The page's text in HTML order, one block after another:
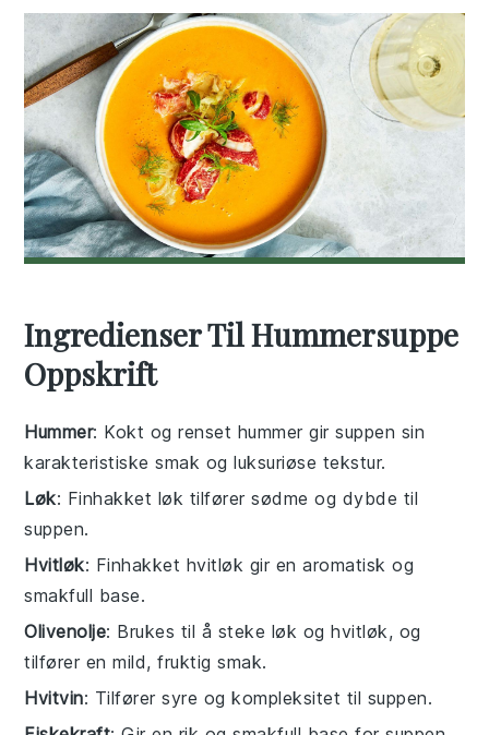
Ingredienser Til Hummersuppe
Oppskrift
Hummer: Kokt og renset hummer gir suppen sin
karakteristiske smak og luksuriøse tekstur.
Løk: Finhakket løk tilfører sødme og dybde til
suppen.
Hvitløk: Finhakket hvitløk gir en aromatisk og
smakfull base.
Olivenolje: Brukes til å steke løk og hvitløk, og
tilfører en mild, fruktig smak.
Hvitvin: Tilfører syre og kompleksitet til suppen.